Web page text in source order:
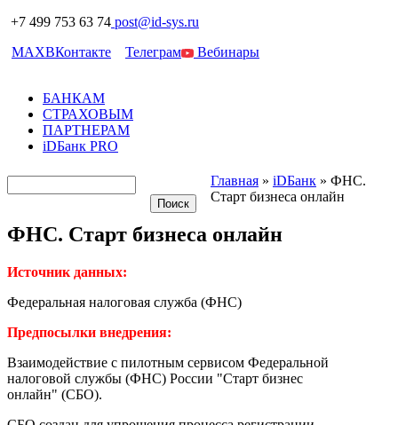
+7 499 753 63 74 post@id-sys.ru
MAXВКонтакте Телеграм Вебинары
БАНКАМ
СТРАХОВЫМ
ПАРТНЕРАМ
iDБанк PRO
Главная » iDБанк » ФНС.
Старт бизнеса онлайн
ФНС. Старт бизнеса онлайн
Источник данных:
Федеральная налоговая служба (ФНС)
Предпосылки внедрения:
Взаимодействие с пилотным сервисом Федеральной
налоговой службы (ФНС) России "Старт бизнес
онлайн" (СБО).